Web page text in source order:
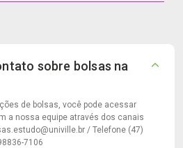
sobre bolsas na
de bolsas, você pode acessar
a nossa equipe através dos canais
/ Telefone (47)
7106